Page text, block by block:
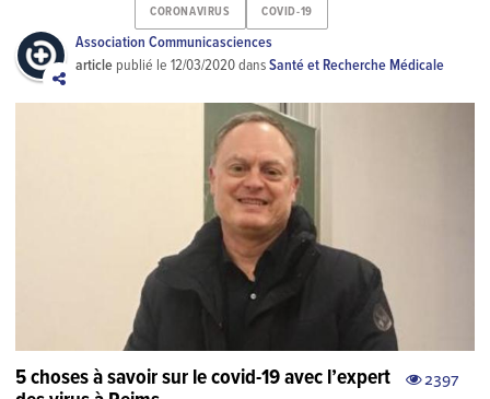
CORONAVIRUS COVID-19
Association Communicasciences
article publié le12/03/2020dansSanté et Recherche Médicale
2397
5 choses à savoir sur le covid-19 avec l’expert